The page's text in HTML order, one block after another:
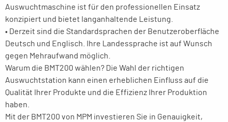
Auswuchtmaschine ist für den professionellen Einsatz
konzipiert und bietet langanhaltende Leistung.
• Derzeit sind die Standardsprachen der Benutzeroberfläche
Deutsch und Englisch. Ihre Landessprache ist auf Wunsch
gegen Mehraufwand möglich.
Warum die BMT200 wählen? Die Wahl der richtigen
Auswuchtstation kann einen erheblichen Einfluss auf die
Qualität Ihrer Produkte und die Effizienz Ihrer Produktion
haben.
Mit der BMT200 von MPM investieren Sie in Genauigkeit,